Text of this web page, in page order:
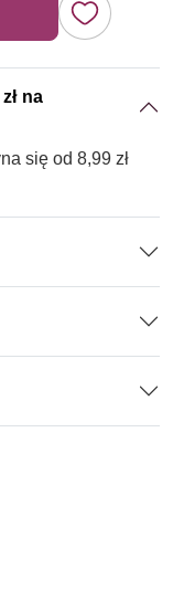
na
się od 8,99 zł